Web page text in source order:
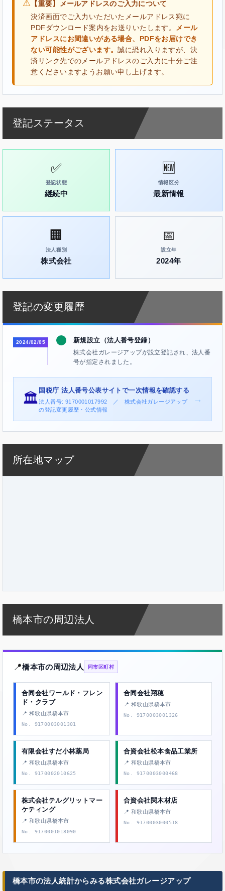
⚠ 【重要】メールアドレスのご入力について
決済画面でご入力いただいたメールアドレス宛に
PDFダウンロード案内をお送りいたします。
メール
アドレスにお間違いがある場合、PDFをお届けでき
ない可能性がございます。誠に恐れ入りますが、決
済リンク先でのメールアドレスのご入力に十分ご注
意くださいますようお願い申し上げます。
登記ステータス
✅
登記状態
継続中
🆕
情報区分
最新情報
🏢
法人種別
株式会社
📅
設立年
2024年
登記の変更履歴
2024/02/05 新規設立（法人番号登録）
株式会社ガレージアップが設立登記され、法人番
号が指定されました。
🏛️
国税庁 法人番号公表サイトで一次情報を確認する
法人番号: 9170001017992 ／ 株式会社ガレージアップ
の登記変更履歴・公式情報
→
所在地マップ
橋本市の周辺法人
📍橋本市の周辺法人 同市区町村
合同会社ワールド・フレン
ド・クラブ
📍 和歌山県橋本市
No. 9170003001301
合同会社翔穂
📍 和歌山県橋本市
No. 9170003001326
有限会社すだ小林薬局
📍 和歌山県橋本市
No. 9170002010625
合資会社松本食品工業所
📍 和歌山県橋本市
No. 9170003000468
株式会社テルグリットマー
ケティング
📍 和歌山県橋本市
No. 9170001018090
合資会社関木材店
📍 和歌山県橋本市
No. 9170003000518
橋本市の法人統計からみる株式会社ガレージアップ